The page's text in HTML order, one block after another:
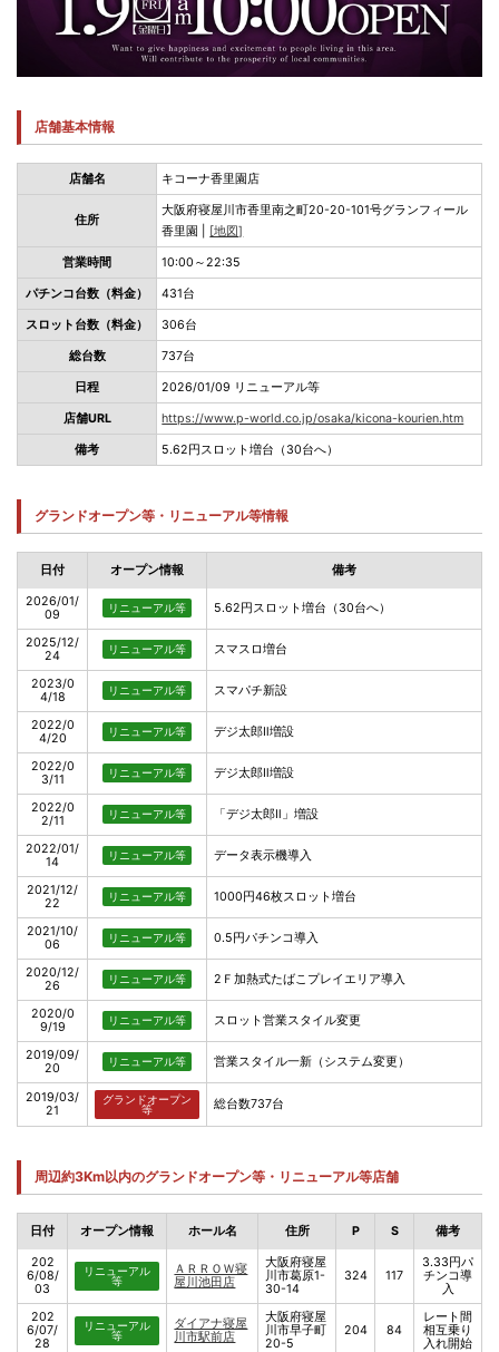
店舗基本情報
店舗名 キコーナ香里園店
住所
大阪府寝屋川市香里南之町20-20-101号グランフィール
香里園 | [地図]
営業時間 10:00～22:35
パチンコ台数（料金） 431台
スロット台数（料金） 306台
総台数 737台
日程 2026/01/09 リニューアル等
店舗URL https://www.p-world.co.jp/osaka/kicona-kourien.htm
備考 5.62円スロット増台（30台へ）
グランドオープン等・リニューアル等情報
日付 オープン情報 備考
2026/01/
09
リニューアル等 5.62円スロット増台（30台へ）
2025/12/
24
リニューアル等 スマスロ増台
2023/0
4/18
リニューアル等 スマパチ新設
2022/0
4/20
リニューアル等 デジ太郎Ⅱ増設
2022/0
3/11
リニューアル等 デジ太郎Ⅱ増設
2022/0
2/11
リニューアル等 「デジ太郎Ⅱ」増設
2022/01/
14
リニューアル等 データ表示機導入
2021/12/
22
リニューアル等 1000円46枚スロット増台
2021/10/
06
リニューアル等 0.5円パチンコ導入
2020/12/
26
リニューアル等 2Ｆ加熱式たばこプレイエリア導入
2020/0
9/19
リニューアル等 スロット営業スタイル変更
2019/09/
20
リニューアル等 営業スタイル一新（システム変更）
2019/03/
21
グランドオープン
等
総台数737台
周辺約3Km以内のグランドオープン等・リニューアル等店舗
日付 オープン情報 ホール名 住所 P S 備考
202
6/08/
03
リニューアル
等
ＡＲＲＯＷ寝
屋川池田店
大阪府寝屋
川市葛原1-
30-14
324 117
3.33円パ
チンコ導
入
202
6/07/
28
リニューアル
等
ダイアナ寝屋
川市駅前店
大阪府寝屋
川市早子町
20-5
204 84
レート間
相互乗り
入れ開始